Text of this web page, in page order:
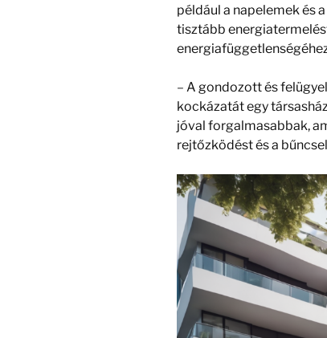
például a napelemek és
tisztább
– A gondozott és
kockázatát egy
jóval forgalmasabbak,
rejtőzködést és a